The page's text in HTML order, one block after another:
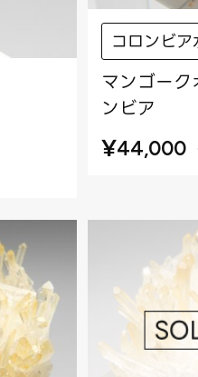
コロンビ
マンゴー
ンビア
¥44,000